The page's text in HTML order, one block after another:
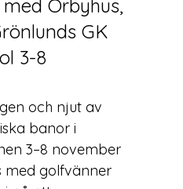
Örbyhus,
GK
3-8
och njut av
banor i
3–8 november
med golfvänner